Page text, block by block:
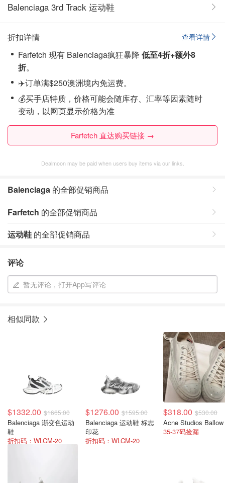
Balenciaga 3rd Track 运动鞋
查看详情
折扣详情
Farfetch 现有 Balenciaga疯狂暴降 低至4折+额外8
折。
✈️订单满$250澳洲境内免运费。
💰买手店特质，价格可能会随库存、汇率等因素随时
变动，以网页显示价格为准
Farfetch 直达购买链接 →
Dealmoon may be paid when users buy items via our links.
Balenciaga 的全部促销商品
Farfetch 的全部促销商品
运动鞋 的全部促销商品
评论
暂无评论，打开App写评论
相似同款
$1332.00 $1665.00
Balenciaga 渐变色运动
鞋
折扣码：WLCM-20
$1276.00 $1595.00
Balenciaga 运动鞋 标志
印花
折扣码：WLCM-20
$318.00 $530.00
35-37码捡漏